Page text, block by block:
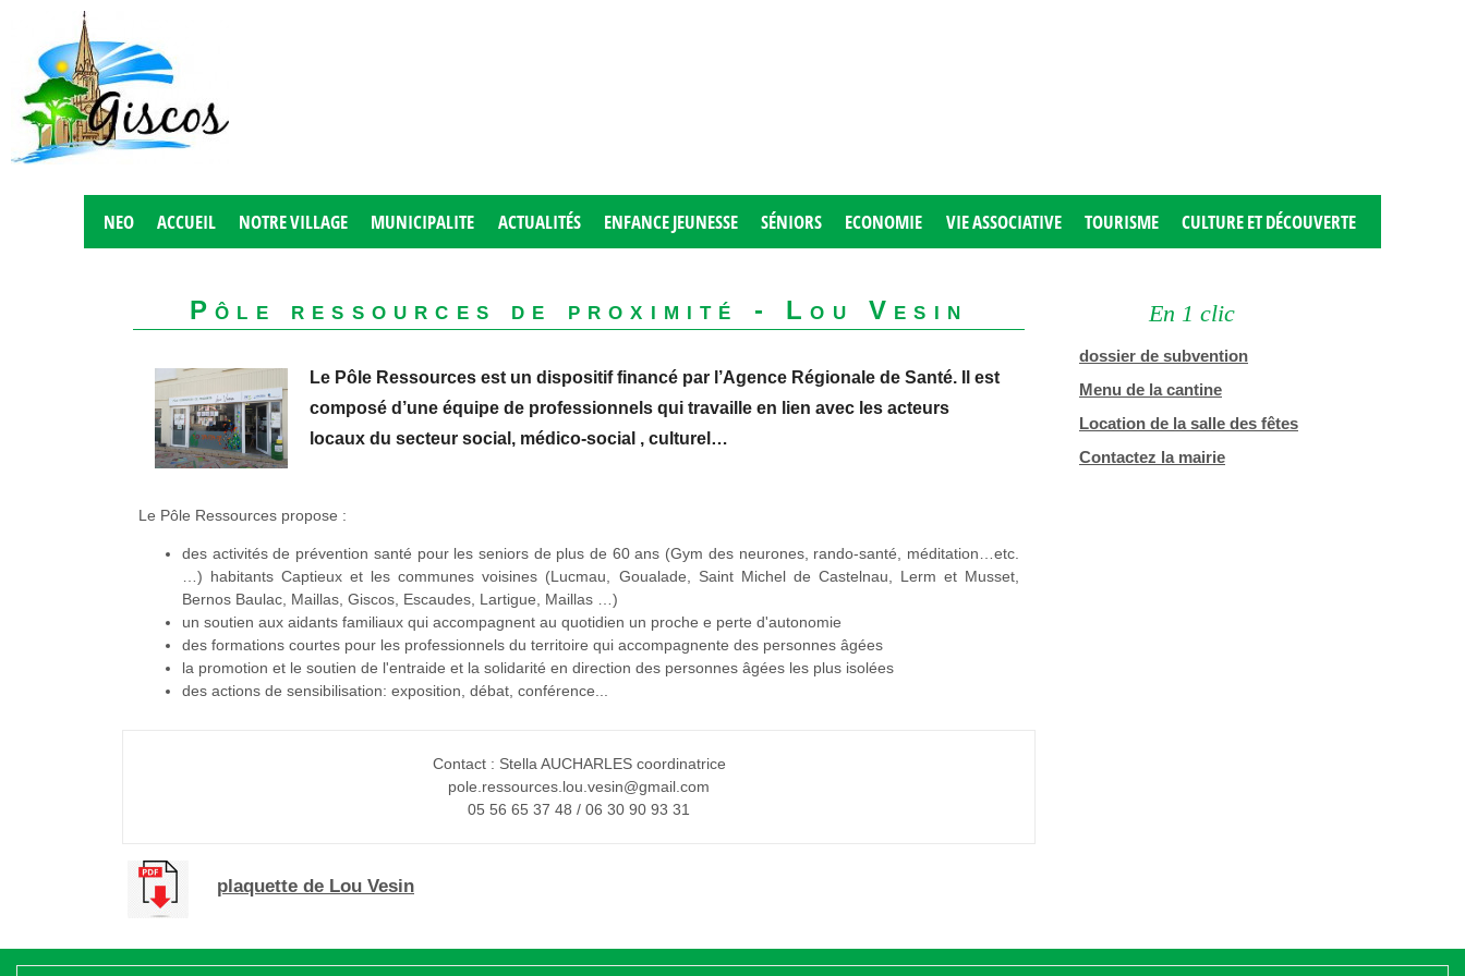
NEO ACCUEIL NOTRE VILLAGE MUNICIPALITE ACTUALITÉS ENFANCE JEUNESSE SÉNIORS ECONOMIE VIE ASSOCIATIVE TOURISME CULTURE ET DÉCOUVERTE
Pôle ressources de proximité - Lou Vesin
Le Pôle Ressources est un dispositif financé par l’Agence Régionale de Santé. Il est
composé d’une équipe de professionnels qui travaille en lien avec les acteurs
locaux du secteur social, médico-social , culturel…
Le Pôle Ressources propose :
des activités de prévention santé pour les seniors de plus de 60 ans (Gym des neurones, rando-santé, méditation…etc.
…) habitants Captieux et les communes voisines (Lucmau, Goualade, Saint Michel de Castelnau, Lerm et Musset,
Bernos Baulac, Maillas, Giscos, Escaudes, Lartigue, Maillas …)
un soutien aux aidants familiaux qui accompagnent au quotidien un proche e perte d'autonomie
des formations courtes pour les professionnels du territoire qui accompagnente des personnes âgées
la promotion et le soutien de l'entraide et la solidarité en direction des personnes âgées les plus isolées
des actions de sensibilisation: exposition, débat, conférence...
Contact : Stella AUCHARLES coordinatrice
pole.ressources.lou.vesin@gmail.com
05 56 65 37 48 / 06 30 90 93 31
plaquette de Lou Vesin
En 1 clic
dossier de subvention
Menu de la cantine
Location de la salle des fêtes
Contactez la mairie